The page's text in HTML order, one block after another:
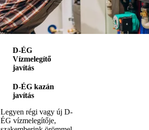
D-ÉG
Vízmelegítő
javítás
D-ÉG kazán
javítás
Legyen régi vagy új D-
ÉG vízmelegítője,